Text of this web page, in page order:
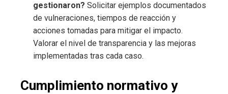
gestionaron? Solicitar ejemplos documentados
de vulneraciones, tiempos de reacción y
acciones tomadas para mitigar el impacto.
Valorar el nivel de transparencia y las mejoras
implementadas tras cada caso.
Cumplimiento normativo y